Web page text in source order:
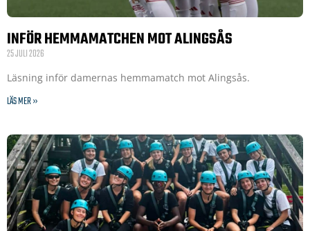
INFÖR HEMMAMATCHEN MOT ALINGSÅS
25 JULI 2026
Läsning inför damernas hemmamatch mot Alingsås.
LÄS MER »